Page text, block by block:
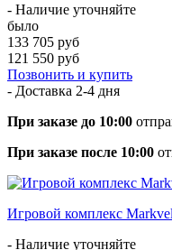
- Наличие уточняйте
было
133 705 руб
121 550 руб
Позвонить и купить
- Доставка 2-4 дня
При заказе до 10:00
При заказе после 10:00
Игровой комплекс
- Наличие уточняйте